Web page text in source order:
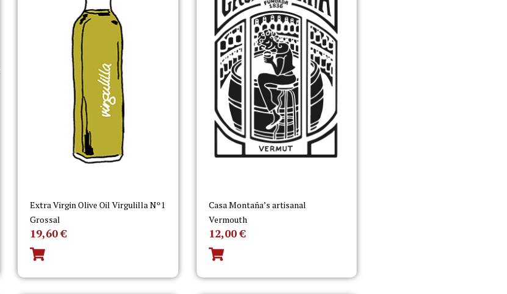
Extra Virgin Olive Oil Virgulilla Nº1
Grossal
19,60€
Casa Montaña’s artisanal
Vermouth
12,00€